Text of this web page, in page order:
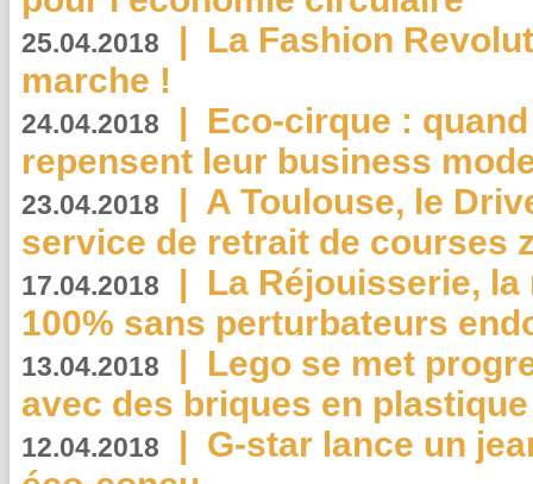
25.04.2018 | La Fashion
marche !
24.04.2018 | Eco-cirque :
repensent leur business
23.04.2018 | A Toulouse, le
service de retrait de courses
17.04.2018 | La Réjouisserie,
100% sans perturbateurs
13.04.2018 | Lego se met
avec des briques en
12.04.2018 | G-star lance un